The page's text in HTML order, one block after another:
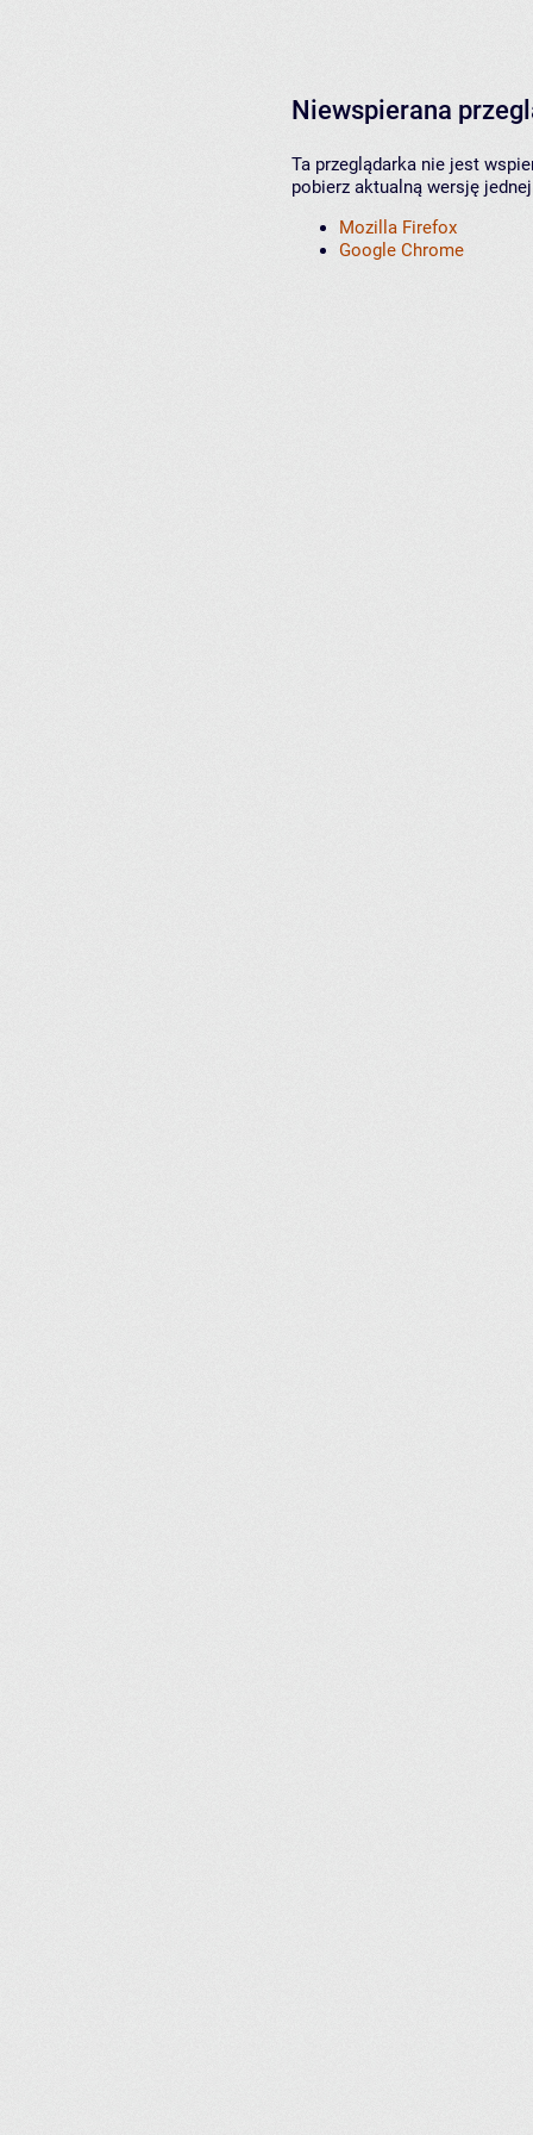
Niewspierana
Ta przeglądarka nie jest
pobierz aktualną wersję
Mozilla Firefox
Google Chrome